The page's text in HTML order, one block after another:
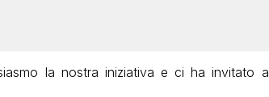
la nostra iniziativa e ci ha invitato a